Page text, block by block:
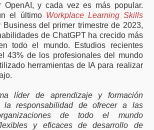
OpenAI, y cada vez es más popular.
el último Workplace Learning Skills
del primer trimestre de 2023,
de ChatGPT ha crecido más
todo el mundo. Estudios recientes
43% de los profesionales del mundo
herramientas de IA para realizar
líder de aprendizaje y formación
la responsabilidad de ofrecer a las
de todo el mundo
y eficaces de desarrollo de